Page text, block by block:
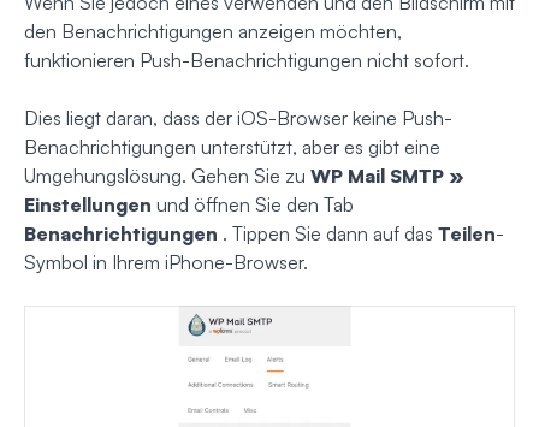
den Benachrichtigungen anzeigen möchten,
funktionieren Push-Benachrichtigungen nicht sofort.
Dies liegt daran, dass der iOS-Browser keine Push-
Benachrichtigungen unterstützt, aber es gibt eine
Umgehungslösung. Gehen Sie zu WP Mail SMTP »
Einstellungen und öffnen Sie den Tab
Benachrichtigungen . Tippen Sie dann auf das Teilen-
Symbol in Ihrem iPhone-Browser.